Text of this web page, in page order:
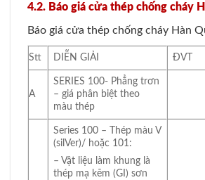
4.2. Báo giá cửa thép chống cháy
Báo giá cửa thép chống cháy Hàn
Stt DIỄN GIẢI ĐVT
A
SERIES 100- Phẳng trơn
– giá phân biệt theo
màu thép
Series 100 – Thép màu V
(silVer)/ hoặc 101:
– Vật liệu làm khung là
thép mạ kẽm (GI) sơn